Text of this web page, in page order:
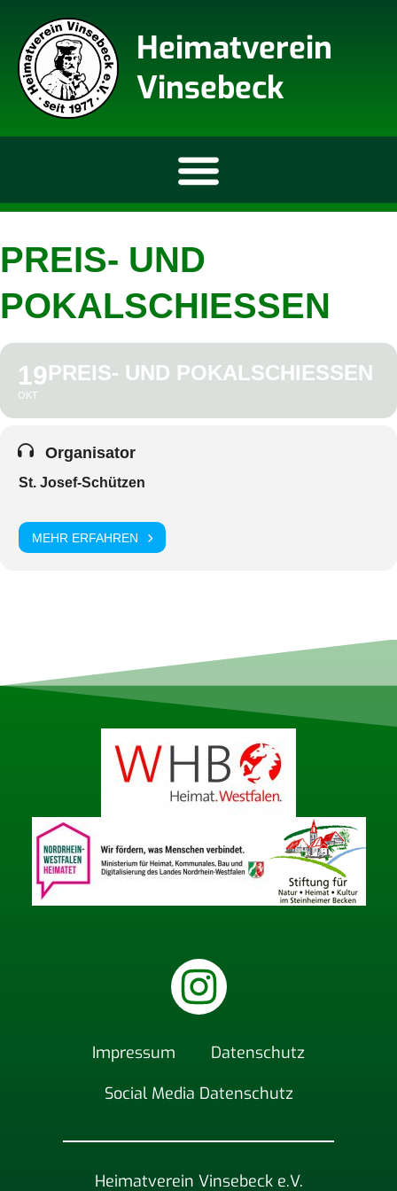
Heimatverein
Vinsebeck
PREIS- UND
POKALSCHIESSEN
19
OKT
PREIS- UND POKALSCHIESSEN
Organisator
St. Josef-Schützen
MEHR ERFAHREN
Impres­sum
Daten­schutz
Social Media Datenschutz
Heimatverein Vinsebeck e.V.